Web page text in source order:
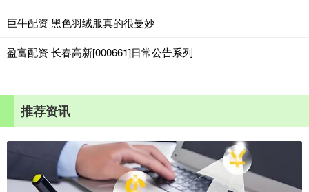
巨牛配资 黑色羽绒服真的很曼妙
盈富配资 长春高新[000661]日常公告系列
推荐资讯